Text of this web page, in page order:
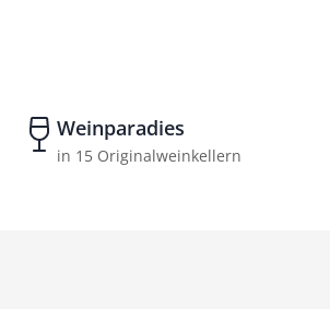
Weinparadies
in 15 Originalweinkellern